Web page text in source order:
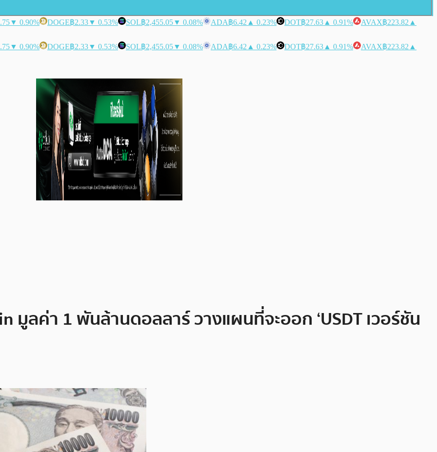
▼ 0.90% DOGE฿2.33▼ 0.53% SOL฿2,455.05▼ 0.08% ADA฿6.42 ▲ 0.23% DOT฿27.63 ▲ 0.91% AVAX฿223.82 ▲
▼ 0.90% DOGE฿2.33▼ 0.53% SOL฿2,455.05▼ 0.08% ADA฿6.42 ▲ 0.23% DOT฿27.63 ▲ 0.91% AVAX฿223.82 ▲
ลค่า 1 พันล้านดอลลาร์ วางแผนที่จะออก ‘USDT เวอร์ชัน